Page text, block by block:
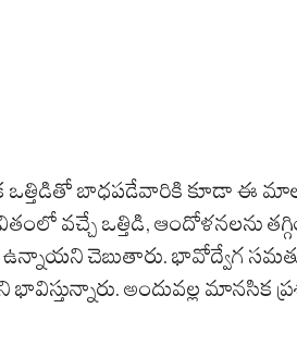
బాధపడేవారికి కూడా ఈ మాల
వచ్చే ఒత్తిడి, ఆందోళనలను
ఉన్నాయని చెబుతారు. భావోద్వేగ
అందువల్ల మానసిక